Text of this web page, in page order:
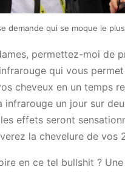
demande qui se moque le
permettez-moi de
qui vous
cheveux en un temps
infrarouge un jour sur
effets seront
la chevelure de vos
en ce tel bullshit ?